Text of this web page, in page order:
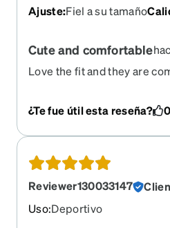
Ajuste:Fiel a su tamaño
Cute and comfortable
Love the fit and they are
¿Te fue útil esta reseña?
0
Reviewer130033147
Uso:Deportivo